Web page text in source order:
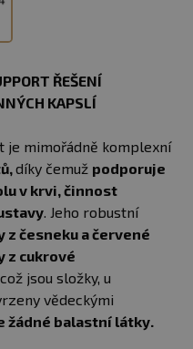
ŘEŠENÍ
KAPSLÍ
je mimořádně komplexní
díky čemuž podporuje
v krvi, činnost
. Jeho robustní
z česneku a červené
z cukrové
což jsou složky, u
vědeckými
žádné balastní látky.